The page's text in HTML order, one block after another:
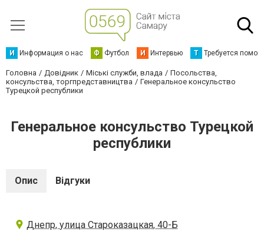
И Информация о нас Ф Футбол И Интервью Т Требуется
Головна Довідник Міські служби, влада
Посольства,
консульства, торгпредставництва
Генеральное консульство
Турецкой республики
Генеральное консульство Турецкой
республики
Опис Відгуки
Днепр, улица Староказацкая, 40-Б